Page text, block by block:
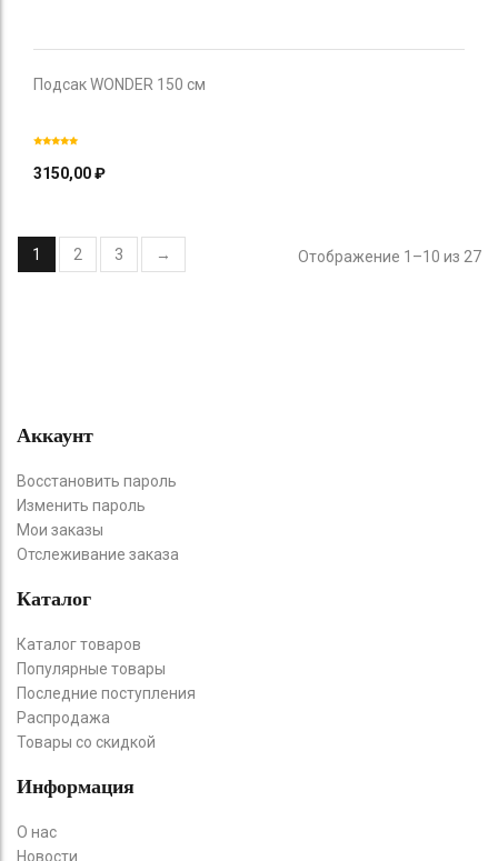
Подсак WONDER 150 см
3150,00₽
1 2 3 → Отображение 1–10 из 27
Аккаунт
Восстановить пароль
Изменить пароль
Мои заказы
Отслеживание заказа
Каталог
Каталог товаров
Популярные товары
Последние поступления
Распродажа
Товары со скидкой
Информация
О нас
Новости